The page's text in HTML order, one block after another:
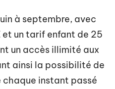
à septembre, avec
un tarif enfant de 25
un accès illimité aux
ainsi la possibilité de
instant passé